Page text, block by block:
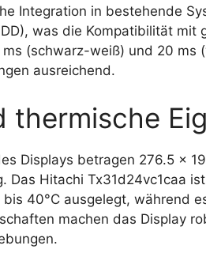
Integration in bestehende
was die Kompatibilität mit
(schwarz-weiß) und 20 ms
ausreichend.
thermische
Displays betragen 276.5 x
Das Hitachi Tx31d24vc1caa
40°C ausgelegt, während
machen das Display